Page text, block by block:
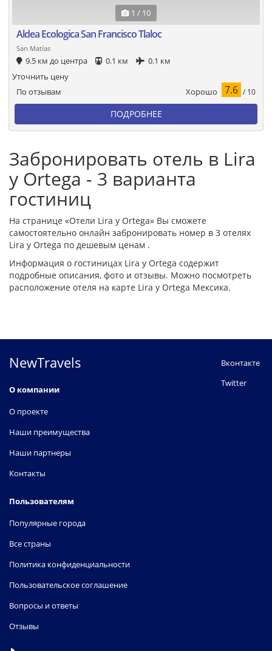
1 / 10
Aldea Ecologica San Francisco Tlaloc
San Matías
9.5 км до центра 0.1 км 0.1 км
По отзывам Хорошо 7.6 / 10
Уточнить цену
ПОДРОБНЕЕ
Забронировать отель в Lira
y Ortega - 3 варианта
гостиниц
На странице «Отели Lira y Ortega» Вы сможете
самостоятельно онлайн забронировать номер в 3 отелях
Lira y Ortega по дешевым ценам .
Информация о гостиницах Lira y Ortega содержит
подробные описания, фото и отзывы. Можно посмотреть
расположение отеля на карте Lira y Ortega Мексика.
NewTravels
О компании
О проекте
Наши преимущества
Наши партнеры
Контакты
Пользователям
Популярные города
Все страны
Политика конфиденциальности
Пользовательское соглашение
Вопросы и ответы
Отзывы
Вконтакте
Twitter